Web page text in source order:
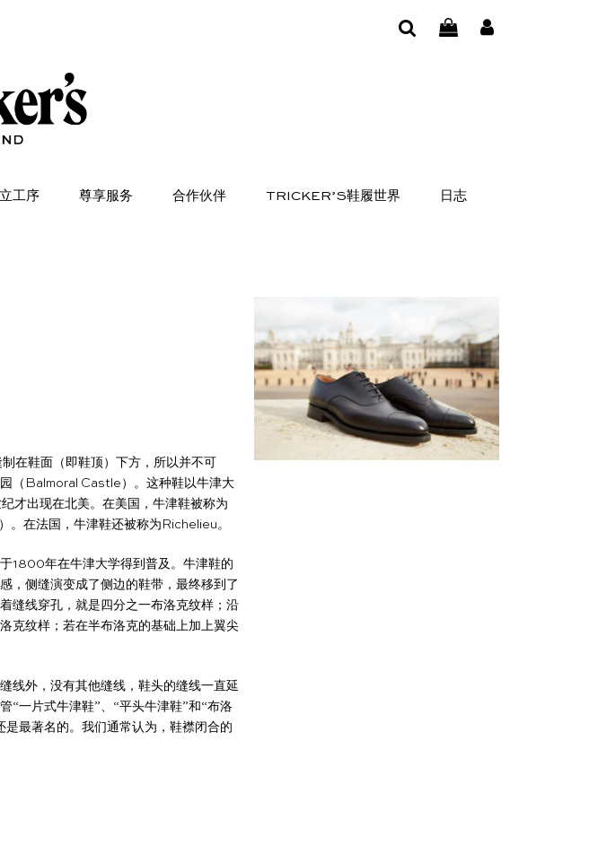
工序 尊享服务 合作伙伴 TRICKER’S鞋履世界 日志
在鞋面（即鞋顶）下方，所以并不可
（Balmoral Castle）。这种鞋以牛津大
才出现在北美。在美国，牛津鞋被称为
。在法国，牛津鞋还被称为Richelieu。
1800年在牛津大学得到普及。牛津鞋的
，侧缝演变成了侧边的鞋带，最终移到了
缝线穿孔，就是四分之一布洛克纹样；沿
克纹样；若在半布洛克的基础上加上翼尖
线外，没有其他缝线，鞋头的缝线一直延
“一片式牛津鞋”、“平头牛津鞋”和“布洛
是最著名的。我们通常认为，鞋襟闭合的